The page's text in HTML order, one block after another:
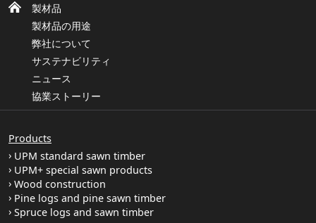
製材品
製材品の用途
弊社について
サステナビリティ
ニュース
協業ストーリー
Products
UPM standard sawn timber
UPM+ special sawn products
Wood construction
Pine logs and pine sawn timber
Spruce logs and sawn timber